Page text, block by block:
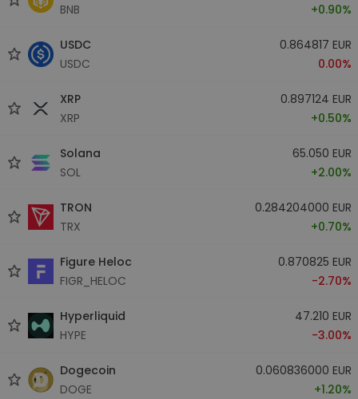
BNB
+0.90%
USDC
USDC
0.864817 EUR
0.00%
XRP
XRP
0.897124 EUR
+0.50%
Solana
SOL
65.050 EUR
+2.00%
TRON
TRX
0.284204000 EUR
+0.70%
Figure Heloc
FIGR_HELOC
0.870825 EUR
-2.70%
Hyperliquid
HYPE
47.210 EUR
-3.00%
Dogecoin
DOGE
0.060836000 EUR
+1.20%